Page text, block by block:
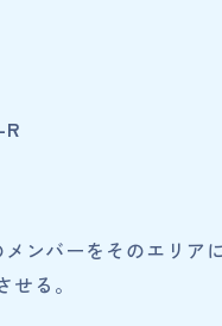
ンバーをそのエリア
る。